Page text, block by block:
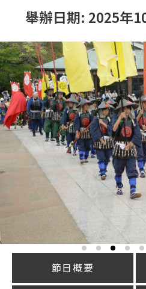
舉辦日期: 2025年
節日概要